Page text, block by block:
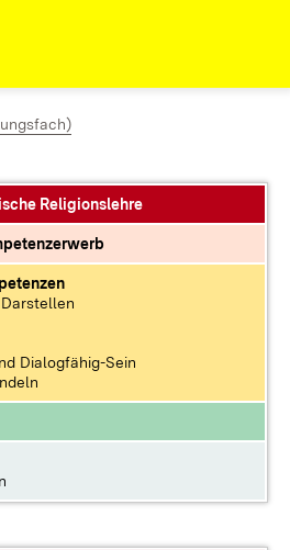
Religionslehre
Dialogfähig-Sein